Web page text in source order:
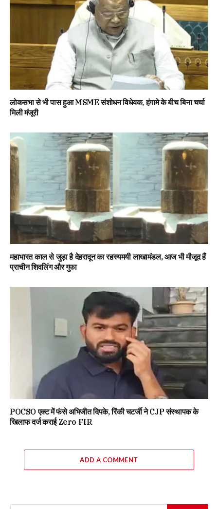
लोकसभा से भी पास हुआ MSME संशोधन विधेयक, हंगामे के बीच बिना चर्चा
मिली मंजूरी
महाभारत काल से जुड़ा है देहरादून का रहस्यमयी लाखामंडल, आज भी मौजूद हैं
प्राचीन शिवलिंग और गुफा
POCSO एक्ट में फंसे अभिजीत दिपके, रिंकी चटर्जी ने CJP संस्थापक के
खिलाफ दर्ज कराई Zero FIR
ADD A COMMENT